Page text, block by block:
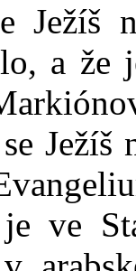
Ježíš
a že
ve